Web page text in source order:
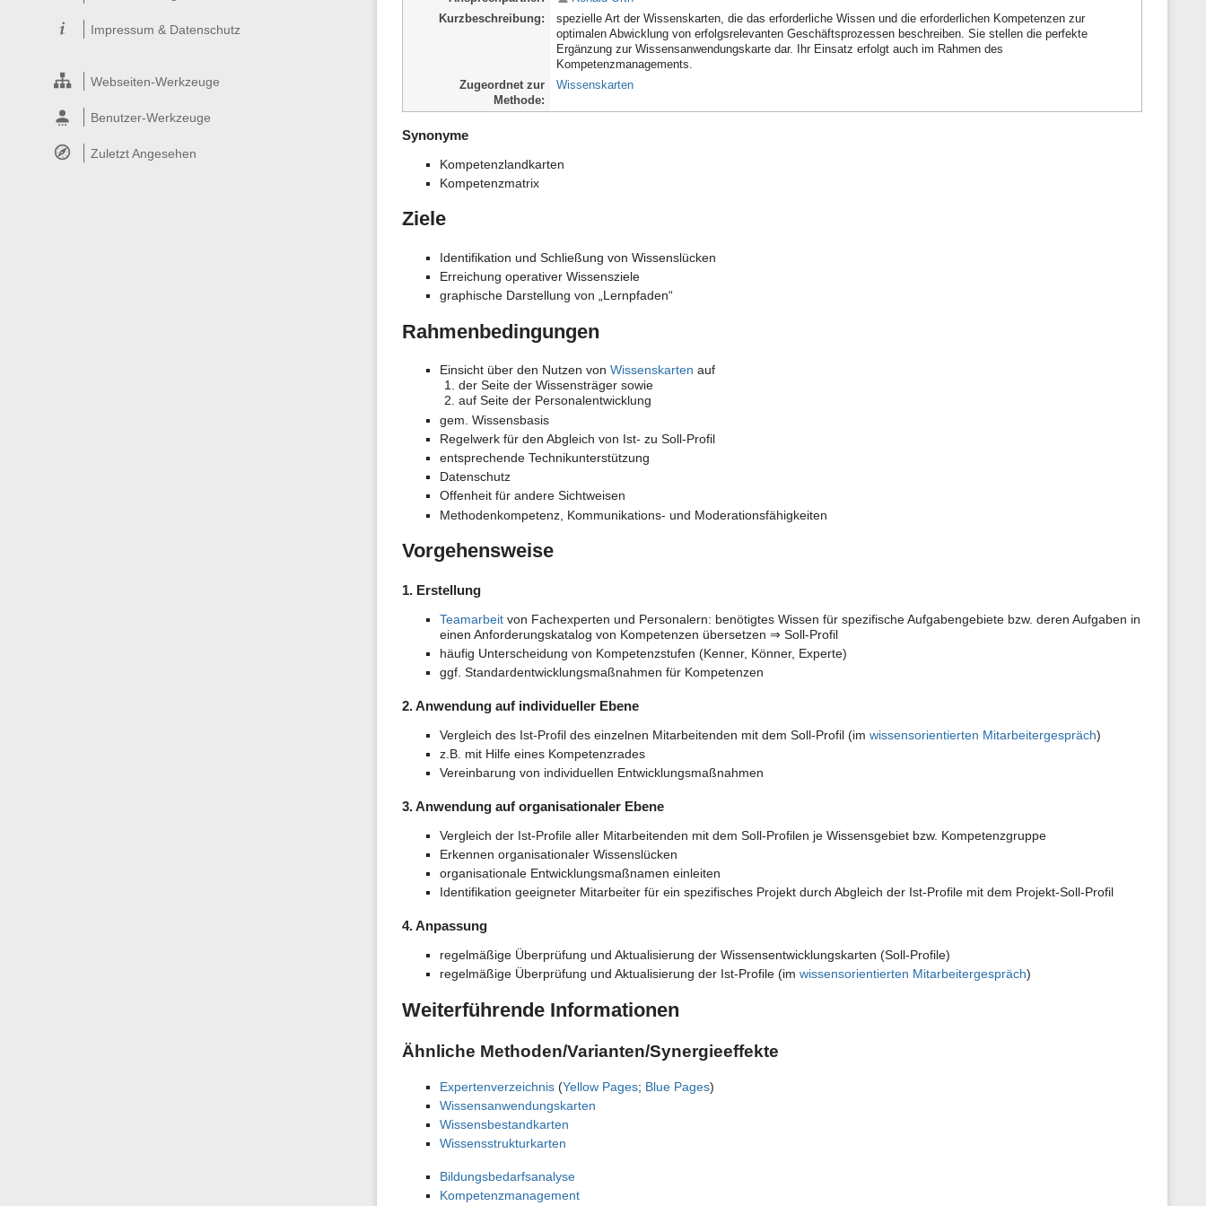
Impressum & Datenschutz
Webseiten-Werkzeuge
Benutzer-Werkzeuge
Zuletzt Angesehen
e
n
e
Kurzbeschreibung
spezielle Art der Wissenskarten, die das erforderliche Wissen und die erforderlichen Kompetenzen zur
optimalen Abwicklung von erfolgsrelevanten Geschäftsprozessen beschreiben. Sie stellen die perfekte
Ergänzung zur Wissensanwendungskarte dar. Ihr Einsatz erfolgt auch im Rahmen des
Kompetenzmanagements.
Zugeordnet zur
Methode
Wissenskarten
Synonyme
Kompetenzlandkarten
Kompetenzmatrix
Ziele
Identifikation und Schließung von Wissenslücken
Erreichung operativer Wissensziele
graphische Darstellung von „Lernpfaden“
Rahmenbedingungen
Einsicht über den Nutzen vonWissenskarten auf
der Seite der Wissensträger sowie
auf Seite der Personalentwicklung
gem. Wissensbasis
Regelwerk für den Abgleich von Ist- zu Soll-Profil
entsprechende Technikunterstützung
Datenschutz
Offenheit für andere Sichtweisen
Methodenkompetenz, Kommunikations- und Moderationsfähigkeiten
Vorgehensweise
1. Erstellung
Teamarbeit von Fachexperten und Personalern: benötigtes Wissen für spezifische Aufgabengebiete bzw. deren Aufgaben in
einen Anforderungskatalog von Kompetenzen übersetzen ⇒ Soll-Profil
häufig Unterscheidung von Kompetenzstufen (Kenner, Könner, Experte)
ggf. Standardentwicklungsmaßnahmen für Kompetenzen
2. Anwendung auf individueller Ebene
Vergleich des Ist-Profil des einzelnen Mitarbeitenden mit dem Soll-Profil (imwissensorientierten Mitarbeitergespräch)
z.B. mit Hilfe eines Kompetenzrades
Vereinbarung von individuellen Entwicklungsmaßnahmen
3. Anwendung auf organisationaler Ebene
Vergleich der Ist-Profile aller Mitarbeitenden mit dem Soll-Profilen je Wissensgebiet bzw. Kompetenzgruppe
Erkennen organisationaler Wissenslücken
organisationale Entwicklungsmaßnamen einleiten
Identifikation geeigneter Mitarbeiter für ein spezifisches Projekt durch Abgleich der Ist-Profile mit dem Projekt-Soll-Profil
4. Anpassung
regelmäßige Überprüfung und Aktualisierung der Wissensentwicklungskarten (Soll-Profile)
regelmäßige Überprüfung und Aktualisierung der Ist-Profile (imwissensorientierten Mitarbeitergespräch)
Weiterführende Informationen
Ähnliche Methoden/Varianten/Synergieeffekte
Expertenverzeichnis (Yellow Pages; Blue Pages)
Wissensanwendungskarten
Wissensbestandkarten
Wissensstrukturkarten
Bildungsbedarfsanalyse
Kompetenzmanagement